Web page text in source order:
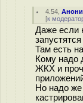
4.54 ,
[к
Даже если
Там есть
Кому надо
ЖКХ и
Но надо